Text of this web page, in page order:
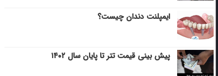
ایمپلنت دندان چیست؟
پیش بینی قیمت تتر تا پایان سال ۱۴۰۲